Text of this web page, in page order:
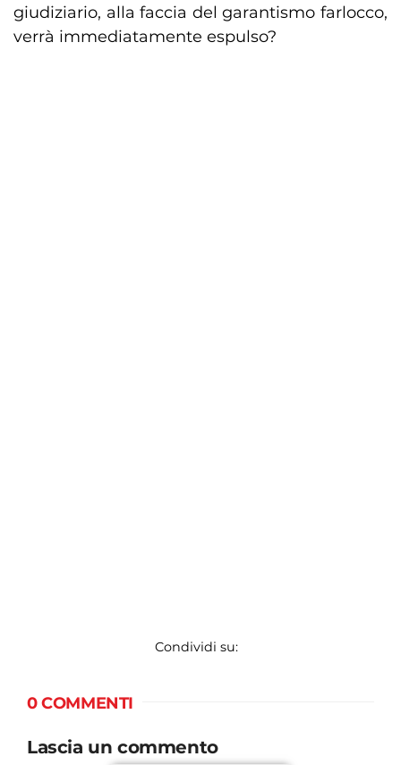
giudiziario, alla faccia del garantismo farlocco,
verrà immediatamente espulso?
Condividi su:
0 COMMENTI
Lascia un commento